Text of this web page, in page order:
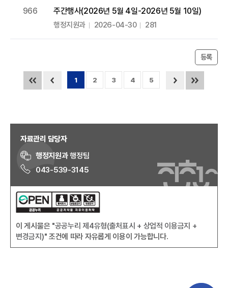
966 주간행사(2026년 5월 4일-2026년 5월 10일)
행정지원과 2026-04-30 281
등록
현재 페이지
1 2 3 4 5
자료관리 담당자
행정지원과 행정팀
043-539-3145
이 게시물은 "공공누리 제4유형(출처표시 + 상업적 이용금지 +
변경금지)" 조건에 따라 자유롭게 이용이 가능합니다.